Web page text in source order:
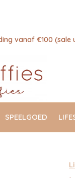
SPEELGOED
vanaf €100 (sale